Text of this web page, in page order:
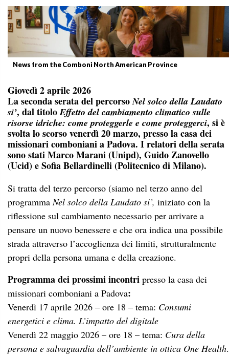
News from the Comboni North American Province
Giovedì 2 aprile 2026
La seconda serata del percorsoNel solco della Laudato
si’, dal titoloEffetto del cambiamento climatico sulle
risorse idriche: come proteggerle e come proteggerci, si è
svolta lo scorso venerdì 20 marzo, presso la casa dei
missionari comboniani a Padova. I relatori della serata
sono stati Marco Marani (Unipd), Guido Zanovello
(Ucid) e Sofia Bellardinelli (Politecnico di Milano).
Si tratta del terzo percorso (siamo nel terzo anno del
programmaNel solco della Laudato si’, iniziato con la
riflessione sul cambiamento necessario per arrivare a
pensare un nuovo benessere e che ora indica una possibile
strada attraverso l’accoglienza dei limiti, strutturalmente
propri della persona umana e della creazione.
Programma dei prossimi incontri presso la casa dei
missionari comboniani a Padova:
Venerdì 17 aprile 2026 – ore 18 – tema: Consumi
energetici e clima. L’impatto del digitale
Venerdì 22 maggio 2026 – ore 18 – tema: Cura della
persona e salvaguardia dell’ambiente in ottica One Health.